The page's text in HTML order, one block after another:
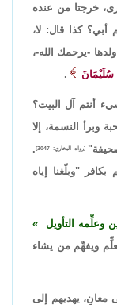
خرجتا من عنده
أبي؟ كذا قال: لا،
-يرحمك الله-،
سُلَيْمَانَ .
أنتم آل البيت؟
وبرأ النسمة، إلا
[رواه البخاري: 3047]
.
"وبلّغنا إياه
وعلِّمه التأويل
ويفهِّم من يشاء
معانٍ، يهديهم إلى